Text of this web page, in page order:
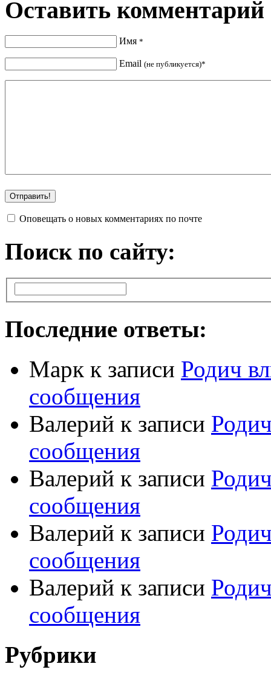
Оставить комментарий
Имя *
Email (не публикуется)*
Оповещать о новых комментариях по почте
Поиск по сайту:
Последние ответы:
Марк к записи Родич
сообщения
Валерий к записи
сообщения
Валерий к записи
сообщения
Валерий к записи
сообщения
Валерий к записи
сообщения
Рубрики